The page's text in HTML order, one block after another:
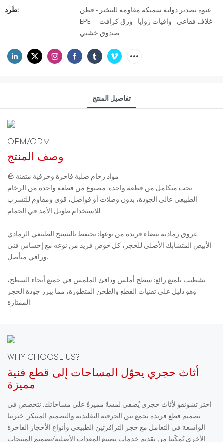
طَرد:
عبوة تصدير دولية سميكة مقاومة للتبخير - قطن
EPE - غلاف فقاعي - واقيات زوايا - ورق كرافت -
صندوق خشبي
تفاصيل المنتج
OEM/ODM
وصف المنتج
🪨 مواد رخام صلبة فاخرة وحرفية متقنة
نحت متكامل من قطعة واحدة: مصنوع من قطعة واحدة من الرخام
الطبيعي عالي الجودة، بدون وصلات أو فواصل، قوي ومقاوم للتسرب
للاستخدام طويل الأمد في الحمام.
عروق رمادية بيضاء فريدة من نوعها: تحتفظ بالنسيج الطبيعي الرمادي
الأبيض المتشابك الأصلي للحجر، كل حوض فريد من نوعه مع إحساس فني
وراقي متأصل.
تشطيب تلميع رائع: سطح أملس ودافئ الملمس في جميع أنحاء السطح،
وهو دليل على تقنيات القطع والطحن المتطورة، مما يبرز جودة الحجر
الممتازة.
WHY CHOOSE US?
أثاث حجري يحوّل المساحات إلى قطع فنية
مميزة
اختر تشونفو لأثاث حجري يُضفي لمسةً مميزةً على مساحاتك. نتخصص في
تصميم قطع فريدة تجمع بين الحرفية التقليدية والتصميم المبتكر. خبرتنا
الواسعة في التعامل مع حجر الترافرتين الطبيعي وأنواع الأحجار الفاخرة
الأخرى تُمكّننا من تقديم خدمات تصنيع المعدات الأصلية/تصميم المنتجات